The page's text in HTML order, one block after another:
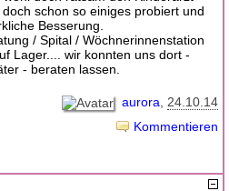
schon so einiges probiert und
Besserung.
/ Spital / Wöchnerinnenstation
Lager.... wir konnten uns dort -
- beraten lassen.
aurora
24.10.14
Kommentieren